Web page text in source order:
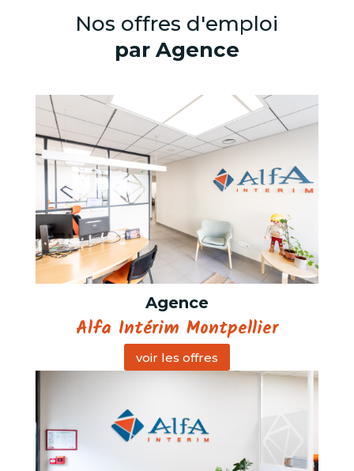
Nos offres d'emploi
par Agence
Agence
Alfa Intérim Montpellier
voir les offres